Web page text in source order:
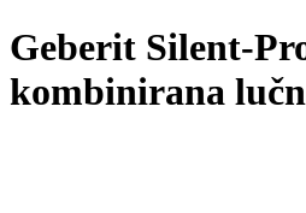
Geberit Silent-
kombinirana